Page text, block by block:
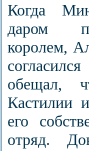
Когда
даром
королем,
обещал,
Касти­лии
его
отряд.